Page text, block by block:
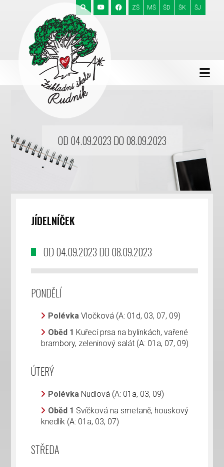
ZŠ MŠ ŠD ŠK ŠJ
OD 04.09.2023 DO 08.09.2023
JÍDELNÍČEK
OD 04.09.2023 DO 08.09.2023
PONDĚLÍ
PolévkaVločková (A: 01d, 03, 07, 09)
Oběd 1 Kuřecí prsa na bylinkách, vařené
brambory, zeleninový salát (A: 01a, 07, 09)
ÚTERÝ
Polévka Nudlová (A: 01a, 03, 09)
Oběd 1 Svíčková na smetaně, houskový
knedlík (A: 01a, 03, 07)
STŘEDA